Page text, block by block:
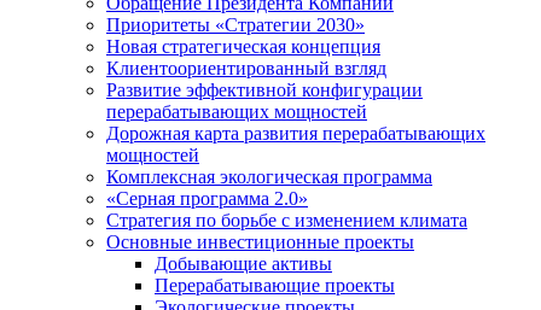
Приоритеты «Стратегии 2030»
Новая стратегическая концепция
Клиентоориентированный взгляд
Развитие эффективной конфигурации
перерабатывающих мощностей
Дорожная карта развития перерабатывающих
мощностей
Комплексная экологическая программа
«Серная программа 2.0»
Стратегия по борьбе с изменением климата
Основные инвестиционные проекты
Добывающие активы
Перерабатывающие проекты